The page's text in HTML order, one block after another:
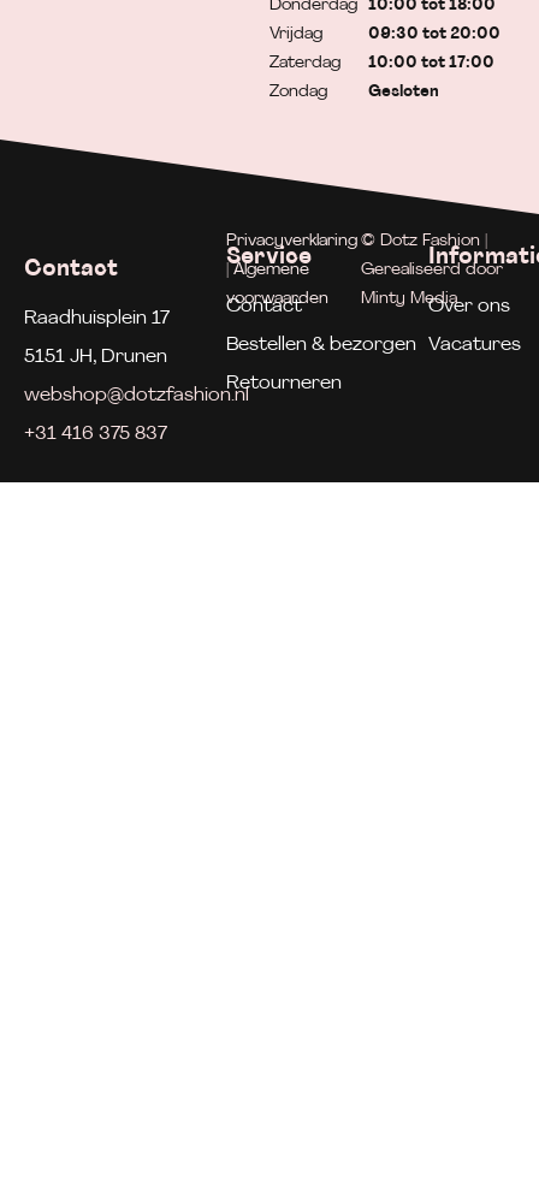
Donderdag
Vrijdag
Zaterdag
Zondag
10:00 tot 18:00
09:30 tot 20:00
10:00 tot 17:00
Gesloten
Contact
Raadhuisplein 17
5151 JH, Drunen
webshop@dotzfashion.nl
+31 416 375 837
Service
Contact
Bestellen & bezorgen
Retourneren
Over ons
Vacatures
Privacyverklaring
| Algemene
voorwaarden
© Dotz Fashion |
Gerealiseerd door
Minty Media